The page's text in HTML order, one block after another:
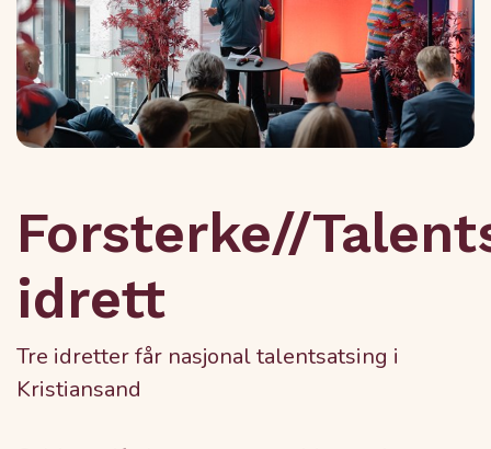
Forsterke//
idrett
Tre idretter får nasjonal talentsatsing i
Kristiansand